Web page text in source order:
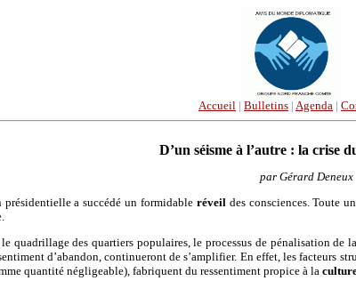
Accueil | Bulletins | Agenda |
D’un séisme à l’autre : la crise
par Gérard Deneux
a succédé un formidable réveildes consciences. Toute
quadrillage des quartiers populaires, le processus de pénalisation
d’abandon, continueront de s’amplifier. En effet, les
quantité négligeable), fabriquent du ressentiment propice à la